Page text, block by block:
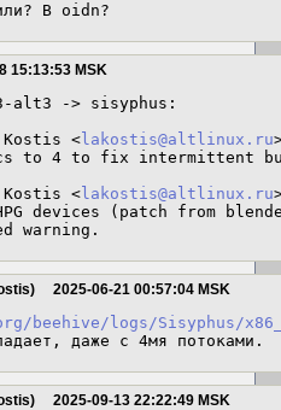
В oidn?
15:13:53 MSK
alt3 -> sisyphus:
Kostis < lakostis@altlinux.ru
Kostis < lakostis@altlinux.ru
warning.
2025-06-21 00:57:04 MSK
logs/Sisyphus/
даже с 4мя потоками.
2025-09-13 22:22:49 MSK